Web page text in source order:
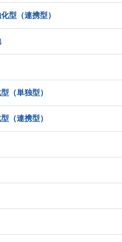
型（連携型）
（単独型）
（連携型）